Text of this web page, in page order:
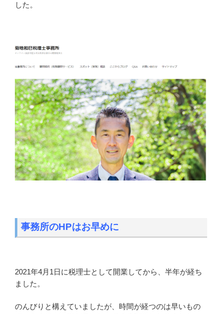
した。
事務所のHPはお早めに
2021年4月1日に税理士として開業してから、半年が経ち
ました。
のんびりと構えていましたが、時間が経つのは早いもの